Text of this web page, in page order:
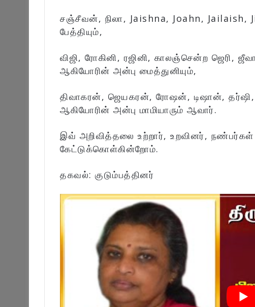
சஞ்சீவன், நிலா, Jaishna, Joahn, Jailaish,
பேத்தியும்,
விஜி, ரோகினி, ரஜினி, காலஞ்சென்ற ஜெரி,
ஆகியோரின் அன்பு மைத்துனியும்,
திவாகரன், ஜெயகரன், ரோஷன், டிஷான், தர்ஷி,
ஆகியோரின் அன்பு மாமியாரும் ஆவார்.
இவ் அறிவித்தலை உற்றார், உறவினர்,
கேட்டுக்கொள்கின்றோம்.
தகவல்: குடும்பத்தினர்